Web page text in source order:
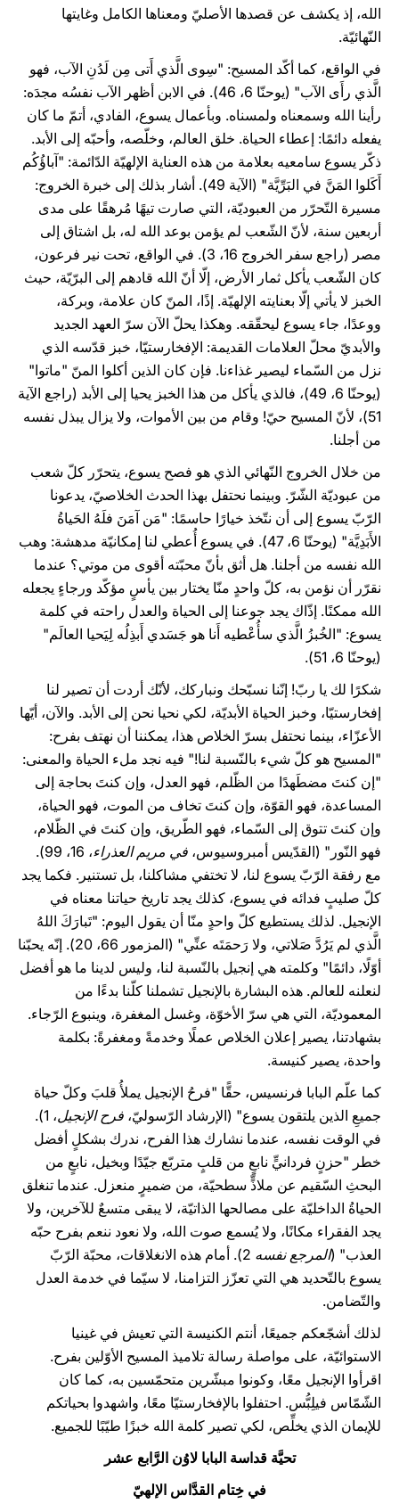
الله، إذ يكشف عن قصدها الأصليّ ومعناها الكامل وغايتها
النّهائيّة.
في الواقع، كما أكّد المسيح: "سِوى الَّذي أَتى مِن لَدُنِ الآب، فهو
الَّذي رأَى الآب" (يوحنّا 6، 46). في الابن أظهر الآب نفسُه مجدَه:
رأينا الله وسمعناه ولمسناه. وبأعمال يسوع، الفادي، أتمّ ما كان
يفعله دائمًا: إعطاء الحياة. خلق العالم، وخلّصه، وأحبّه إلى الأبد.
ذكّر يسوع سامعيه بعلامة من هذه العناية الإلهيّة الدّائمة: "آباؤُكُم
أَكَلوا المَنَّ في البَرِّيَّة" (الآية 49). أشار بذلك إلى خبرة الخروج:
مسيرة التّحرّر من العبوديّة، التي صارت تيهًا مُرهقًا على مدى
أربعين سنة، لأنّ الشّعب لم يؤمن بوعد الله له، بل اشتاق إلى
مصر (راجع سفر الخروج 16، 3). في الواقع، تحت نير فرعون،
كان الشّعب يأكل ثمار الأرض، إلّا أنّ الله قادهم إلى البرّيّة، حيث
الخبز لا يأتي إلّا بعنايته الإلهيّة. إذًا، المنّ كان علامة، وبركة،
ووعدًا، جاء يسوع ليحقّقه. وهكذا يحلّ الآن سرّ العهد الجديد
والأبديّ محلّ العلامات القديمة: الإفخارستيّا، خبز قدّسه الذي
نزل من السّماء ليصير غذاءنا. فإن كان الذين أكلوا المنّ "ماتوا"
(يوحنّا 6، 49)، فالذي يأكل من هذا الخبز يحيا إلى الأبد (راجع الآية
51)، لأنّ المسيح حيّ! وقام من بين الأموات، ولا يزال يبذل نفسه
من أجلنا.
من خلال الخروج النّهائي الذي هو فصح يسوع، يتحرّر كلّ شعب
من عبوديّة الشّرّ. وبينما نحتفل بهذا الحدث الخلاصيّ، يدعونا
الرّبّ يسوع إلى أن نتّخذ خيارًا حاسمًا: "مَن آمَنَ فلَهُ الحَياةُ
الأَبَدِيَّة" (يوحنّا 6، 47). في يسوع أُعطي لنا إمكانيّة مدهشة: وهب
الله نفسه من أجلنا. هل أثق بأنّ محبّته أقوى من موتي؟ عندما
نقرّر أن نؤمن به، كلّ واحدٍ منّا يختار بين يأسٍ مؤكّد ورجاءٍ يجعله
الله ممكنًا. إذّاك يجد جوعنا إلى الحياة والعدل راحته في كلمة
يسوع: "الخُبزُ الَّذي سأُعْطيه أَنا هو جَسَدي أَبذِلُه لِيَحيا العالَم"
(يوحنّا 6، 51).
شكرًا لك يا ربّ! إنّنا نسبّحك ونباركك، لأنّك أردت أن تصير لنا
إفخارستيّا، وخبز الحياة الأبديّة، لكي نحيا نحن إلى الأبد. والآن، أيّها
الأعزّاء، بينما نحتفل بسرّ الخلاص هذا، يمكننا أن نهتف بفرح:
"المسيح هو كلّ شيء بالنّسبة لنا!" فيه نجد ملء الحياة والمعنى:
"إن كنتَ مضطَهدًا من الظّلم، فهو العدل، وإن كنتَ بحاجة إلى
المساعدة، فهو القوّة، وإن كنتَ تخاف من الموت، فهو الحياة،
وإن كنتَ تتوق إلى السّماء، فهو الطّريق، وإن كنتَ في الظّلام،
فهو النّور" (القدّيس أمبروسيوس، في مريم العذراء
، 16، 99).
مع رفقة الرّبّ يسوع لنا، لا تختفي مشاكلنا، بل تستنير. فكما يجد
كلّ صليبٍ فدائه في يسوع، كذلك يجد تاريخ حياتنا معناه في
الإنجيل. لذلك يستطيع كلّ واحدٍ منّا أن يقول اليوم: "تَبارَكَ اللهُ
الَّذي لم يَرُدَّ صَلاتي، ولا رَحمَتَه عنِّي" (المزمور 66، 20). إنّه يحبّنا
أوّلًا، دائمًا" وكلمته هي إنجيل بالنّسبة لنا، وليس لدينا ما هو أفضل
لنعلنه للعالم. هذه البشارة بالإنجيل تشملنا كلّنا بدءًا من
المعموديّة، التي هي سرّ الأخوّة، وغسل المغفرة، وينبوع الرّجاء.
بشهادتنا، يصير إعلان الخلاص عملًا وخدمةً ومغفرةً: بكلمة
واحدة، يصير كنيسة.
كما علّم البابا فرنسيس، حقًّا "فرحُ الإنجيل يملأُ قلبَ وكلّ حياة
جميعِ الذين يلتقون يسوع" (الإرشاد الرّسوليّ، فرح الإنجيل
، 1).
في الوقت نفسه، عندما نشارك هذا الفرح، ندرك بشكلٍ أفضل
خطر "حزنٍ فردانيٍّ نابعٍ من قلبٍ متربّع جيّدًا وبخيل، نابعٍ من
البحثِ السّقيم عن ملاذٍّ سطحيّة، من ضميرٍ منعزل. عندما تنغلق
الحياةُ الداخليّة على مصالحها الذاتيّة، لا يبقى متسعٌ للآخرين، ولا
يجد الفقراء مكانًا، ولا يُسمع صوت الله، ولا نعود ننعم بفرح حبّه
العذب" (المرجع نفسه
2). أمام هذه الانغلاقات، محبّة الرّبّ
يسوع بالتّحديد هي التي تعزّز التزامنا، لا سيّما في خدمة العدل
والتّضامن.
لذلك أشجّعكم جميعًا، أنتم الكنيسة التي تعيش في غينيا
الاستوائيّة، على مواصلة رسالة تلاميذ المسيح الأوّلين بفرح.
اقرأوا الإنجيل معًا، وكونوا مبشّرين متحمّسين به، كما كان
الشّمّاس فيلِبُّس. احتفلوا بالإفخارستيّا معًا، واشهدوا بحياتكم
للإيمان الذي يخلِّص، لكي تصير كلمة الله خبزًا طيّبًا للجميع.
تحيَّة قداسة البابا لاوُن الرَّابع عشر
في خِتام القدَّاس الإلهيّ